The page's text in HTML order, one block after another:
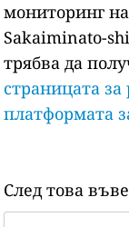
мониторинг
Sakaiminato-
трябва да
страницата
платформата
След това